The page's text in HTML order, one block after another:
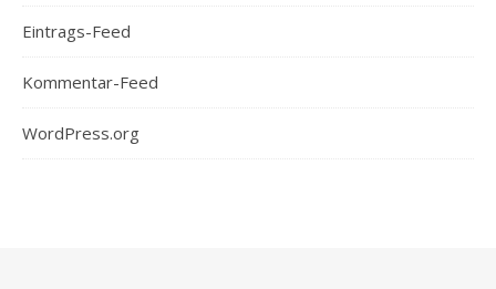
Eintrags-Feed
Kommentar-Feed
WordPress.org